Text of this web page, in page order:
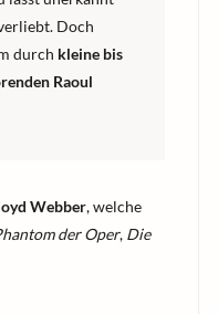
Doch
durch kleine bis
Raoul
Webber, welche
der Oper, Die